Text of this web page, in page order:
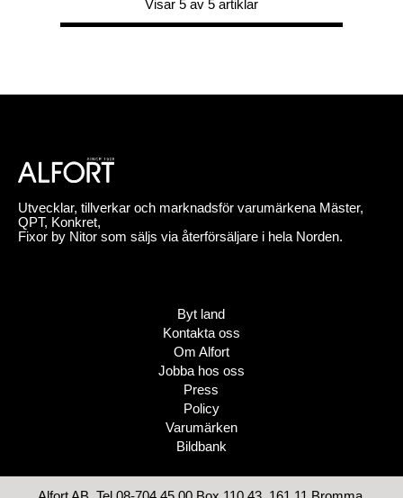
Visar 5 av 5 artiklar
Utvecklar, tillverkar och marknadsför varumärkena Mäster,
QPT, Konkret,
Fixor by Nitor som säljs via återförsäljare i hela Norden.
Byt land
Kontakta oss
Om Alfort
Jobba hos oss
Press
Policy
Varumärken
Bildbank